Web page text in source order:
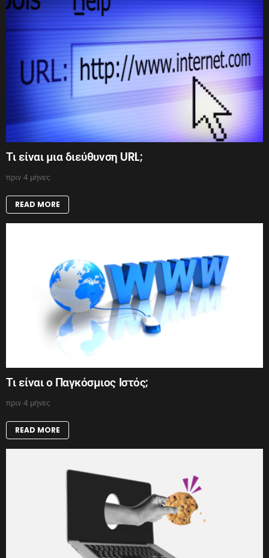
Τι είναι μια διεύθυνση URL;
πριν 4 μήνες
READ MORE
Τι είναι ο Παγκόσμιος Ιστός;
πριν 4 μήνες
READ MORE